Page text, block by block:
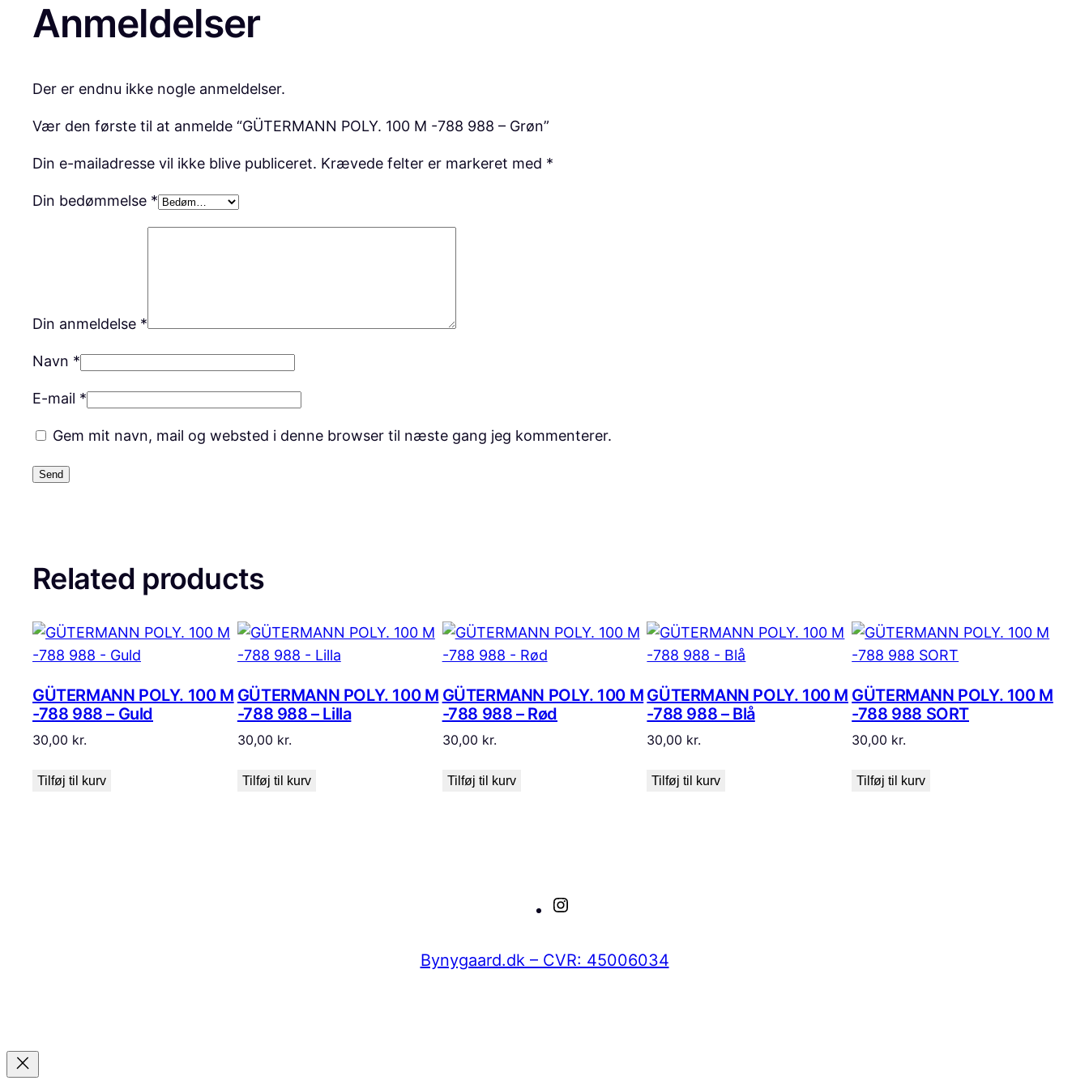
8
–
ø
Anmeldelser
Der er endnu ikke nogle anmeldelser.
Vær den første til at anmelde “GÜTERMANN POLY. 100 M -788 988 – Grøn”
Din e-mailadresse vil ikke blive publiceret. Krævede felter er markeret med *
Din bedømmelse *
Din anmeldelse *
Navn *
E-mail *
Gem mit navn, mail og websted i denne browser til næste gang jeg kommenterer.
Related products
GÜTERMANN POLY. 100 M
-788 988 – Guld
30,00 kr.
Tilføj til kurv
GÜTERMANN POLY. 100 M
-788 988 – Lilla
30,00 kr.
Tilføj til kurv
GÜTERMANN POLY. 100 M
-788 988 – Rød
30,00 kr.
Tilføj til kurv
GÜTERMANN POLY. 100 M
-788 988 – Blå
30,00 kr.
Tilføj til kurv
GÜTERMANN POLY. 100 M
-788 988 SORT
30,00 kr.
Tilføj til kurv
Bynygaard.dk – CVR: 45006034